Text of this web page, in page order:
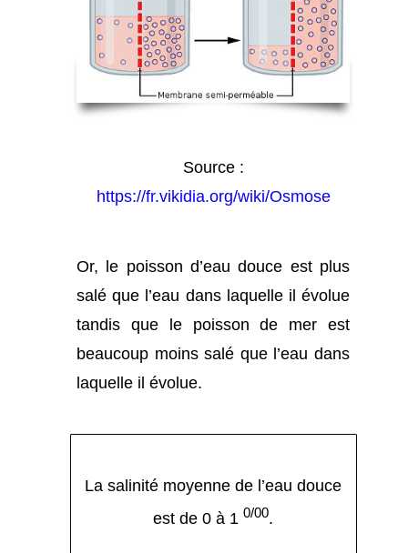
Source :
https://fr.vikidia.org/wiki/Osmose
Or, le poisson d’eau douce est plus
salé que l’eau dans laquelle il évolue
tandis que le poisson de mer est
beaucoup moins salé que l’eau dans
laquelle il évolue.
La salinité moyenne de l’eau douce
est de 0 à 1 0/00.